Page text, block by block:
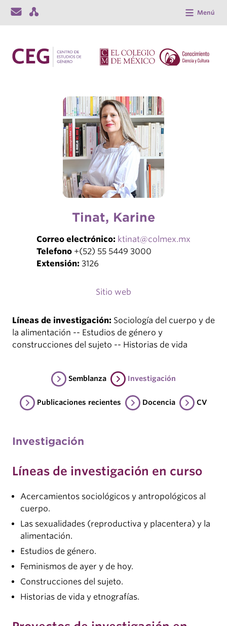
Menú
Tinat, Karine
Correo electrónico: ktinat@colmex.mx
Telefono +(52) 55 5449 3000
Extensión: 3126
Sitio web
Líneas de investigación: Sociología del cuerpo y de
la alimentación -- Estudios de género y
construcciones del sujeto -- Historias de vida
Semblanza Investigación
Publicaciones recientes Docencia CV
Investigación
Líneas de investigación en curso
Acercamientos sociológicos y antropológicos al
cuerpo.
Las sexualidades (reproductiva y placentera) y la
alimentación.
Estudios de género.
Feminismos de ayer y de hoy.
Construcciones del sujeto.
Historias de vida y etnografías.